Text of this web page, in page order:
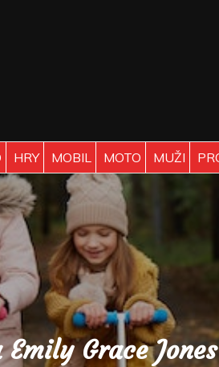
HRY MOBIL MOTO MUŽI
Emily Grace Jones